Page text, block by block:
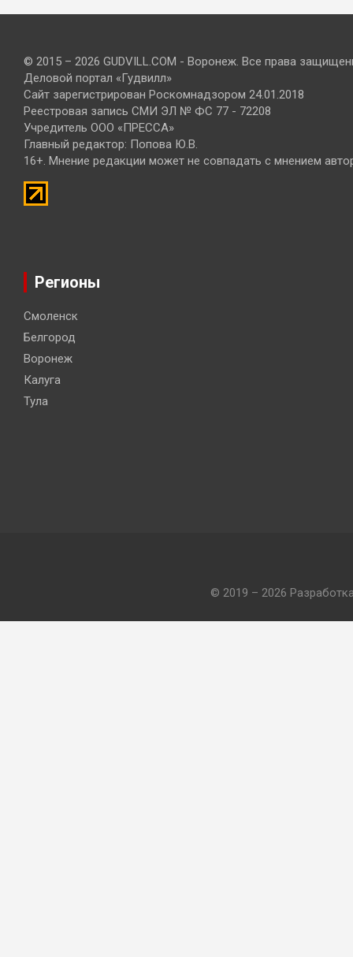
© 2015 – 2026 GUDVILL.COM - Воронеж. Все права
Деловой портал «Гудвилл»
Сайт зарегистрирован Роскомнадзором 24.01.2018
Реестровая запись СМИ ЭЛ № ФС 77 - 72208
Учредитель ООО «ПРЕССА»
Главный редактор: Попова Ю.В.
16+. Мнение редакции может не совпадать с мнением
Регионы
Смоленск
Белгород
Воронеж
Калуга
Тула
© 2019 – 2026